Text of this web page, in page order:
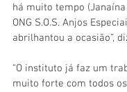
há muito tempo
ONG S.O.S. Anjos
abrilhantou a ocasião”,
“O instituto já faz um
muito forte com todos